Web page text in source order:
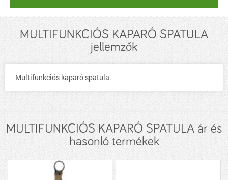
MULTIFUNKCIÓS KAPARÓ SPATULA
jellemzők
Multifunkciós kaparó spatula.
MULTIFUNKCIÓS KAPARÓ SPATULA ár és
hasonló termékek